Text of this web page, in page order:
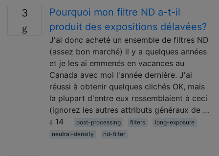
3
Pourquoi mon filtre ND a-t-il
produit des expositions délavées?
J'ai donc acheté un ensemble de filtres ND
(assez bon marché) il y a quelques années
et je les ai emmenés en vacances au
Canada avec moi l'année dernière. J'ai
réussi à obtenir quelques clichés OK, mais
la plupart d'entre eux ressemblaient à ceci
(ignorez les autres attributs généraux de …
14
post-processing filters
long-exposure
neutral-density
nd-filter